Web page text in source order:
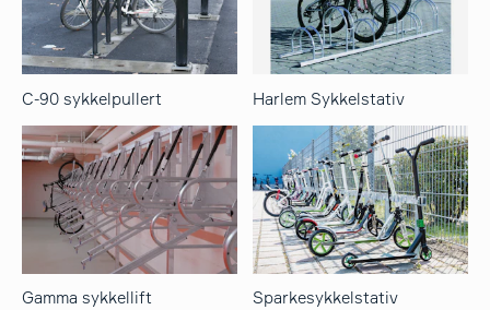
C-90 sykkelpullert Harlem Sykkelstativ
Gamma sykkellift Sparkesykkelstativ